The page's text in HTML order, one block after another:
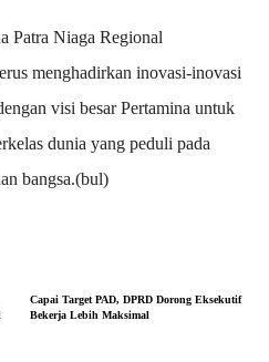
Patra Niaga Regional
menghadirkan inovasi-inovasi
visi besar Pertamina untuk
dunia yang peduli pada
bangsa.(bul)
Capai Target PAD, DPRD Dorong Eksekutif
Bekerja Lebih Maksimal